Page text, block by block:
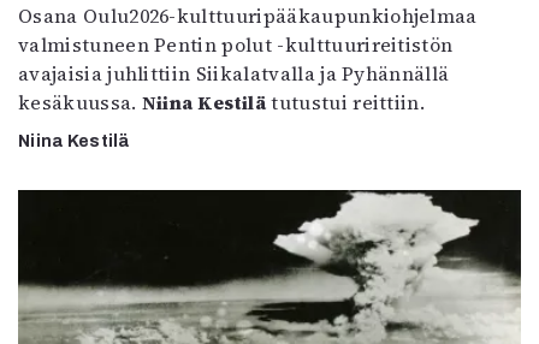
Osana Oulu2026-kulttuuripääkaupunkiohjelmaa
valmistuneen Pentin polut -kulttuurireitistön
avajaisia juhlittiin Siikalatvalla ja Pyhännällä
kesäkuussa. Niina Kestilätutustui reittiin.
Niina Kestilä